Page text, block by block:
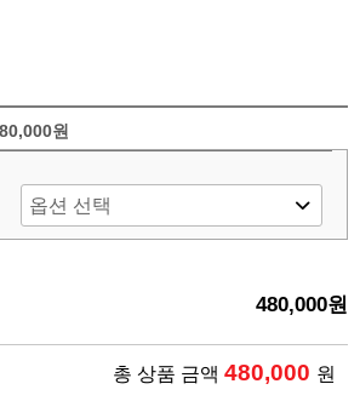
원
480,000원
총 상품 금액 480,000 원